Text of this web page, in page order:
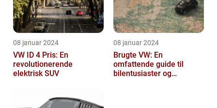
08 januar 2024
VW ID 4 Pris: En
revolutionerende
elektrisk SUV
08 januar 2024
Brugte VW: En
omfattende guide til
bilentusiaster og